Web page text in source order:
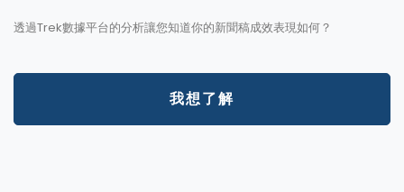
透過Trek數據平台的分析讓您知道你的新聞稿成效表現如何？
我想了解